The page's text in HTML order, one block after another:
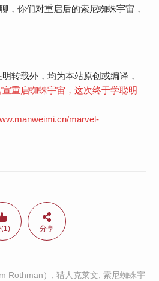
，你们对重启后的索尼蜘蛛宇宙，
转载外，均为本站原创或编译，
宣重启蜘蛛宇宙，这次终于学聪明
marvel-
(1) 分享
Rothman） 猎人克莱文 索尼蜘蛛宇